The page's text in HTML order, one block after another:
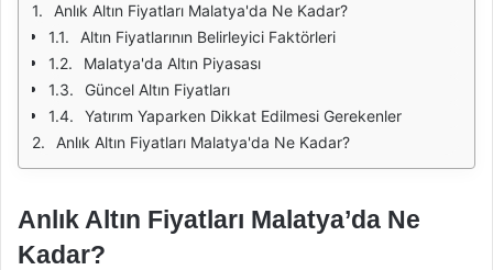
Anlık Altın Fiyatları Malatya'da Ne Kadar?
Altın Fiyatlarının Belirleyici Faktörleri
Malatya'da Altın Piyasası
Güncel Altın Fiyatları
Yatırım Yaparken Dikkat Edilmesi Gerekenler
Anlık Altın Fiyatları Malatya'da Ne Kadar?
Anlık Altın Fiyatları Malatya’da Ne
Kadar?